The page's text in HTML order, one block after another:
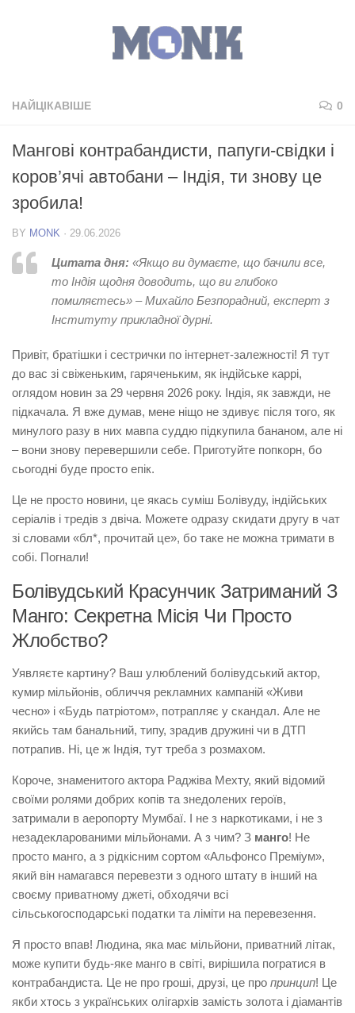
НАЙЦІКАВІШЕ 0
Мангові контрабандисти, папуги-свідки і
коров’ячі автобани – Індія, ти знову це
зробила!
BY MONK · 29.06.2026
Цитата дня: «Якщо ви думаєте, що бачили все,
то Індія щодня доводить, що ви глибоко
помиляєтесь» – Михайло Безпорадний, експерт з
Інституту прикладної дурні.
Привіт, братішки і сестрички по інтернет-залежності! Я тут
до вас зі свіженьким, гаряченьким, як індійське каррі,
оглядом новин за 29 червня 2026 року. Індія, як завжди, не
підкачала. Я вже думав, мене ніщо не здивує після того, як
минулого разу в них мавпа суддю підкупила бананом, але ні
– вони знову перевершили себе. Приготуйте попкорн, бо
сьогодні буде просто епік.
Це не просто новини, це якась суміш Болівуду, індійських
серіалів і тредів з двіча. Можете одразу скидати другу в чат
зі словами «бл*, прочитай це», бо таке не можна тримати в
собі. Погнали!
Болівудський Красунчик Затриманий З
Манго: Секретна Місія Чи Просто
Жлобство?
Уявляєте картину? Ваш улюблений болівудський актор,
кумир мільйонів, обличчя рекламних кампаній «Живи
чесно» і «Будь патріотом», потрапляє у скандал. Але не
якийсь там банальний, типу, зрадив дружині чи в ДТП
потрапив. Ні, це ж Індія, тут треба з розмахом.
Короче, знаменитого актора Раджіва Мехту, який відомий
своїми ролями добрих копів та знедолених героїв,
затримали в аеропорту Мумбаї. І не з наркотиками, і не з
незадекларованими мільйонами. А з чим? З манго! Не
просто манго, а з рідкісним сортом «Альфонсо Преміум»,
який він намагався перевезти з одного штату в інший на
своєму приватному джеті, обходячи всі
сільськогосподарські податки та ліміти на перевезення.
Я просто впав! Людина, яка має мільйони, приватний літак,
може купити будь-яке манго в світі, вирішила погратися в
контрабандиста. Це не про гроші, друзі, це про принцип! Це
якби хтось з українських олігархів замість золота і діамантів